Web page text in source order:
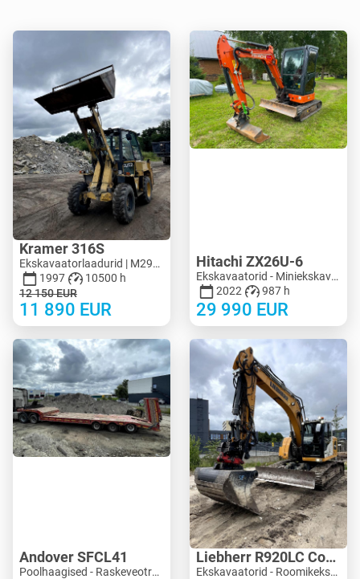
Kramer 316S
Ekskavaatorlaadurid | M299-8090 | KV299-8090
1997
10500 h
12 150EUR
11 890 EUR
Hitachi ZX26U-6
Ekskavaatorid - Miniekskavaator < 3 t | M183-4018 | KV183-4018
2022
987 h
29 990 EUR
Andover SFCL41
Poolhaagised - Raskeveotreilerid | M683-2225
Liebherr R920LC Compact
Ekskavaatorid - Roomikekskavaator | M704-8713 | KV704-8713